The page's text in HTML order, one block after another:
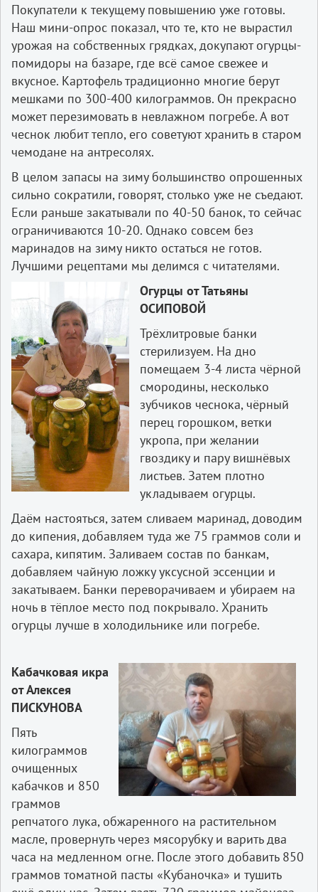
Покупатели к текущему повышению уже готовы.
Наш мини-опрос показал, что те, кто не вырастил
урожая на собственных грядках, докупают огурцы-
помидоры на базаре, где всё самое свежее и
вкусное. Картофель традиционно многие берут
мешками по 300-400 килограммов. Он прекрасно
может перезимовать в невлажном погребе. А вот
чеснок любит тепло, его советуют хранить в старом
чемодане на антресолях.
В целом запасы на зиму большинство опрошенных
сильно сократили, говорят, столько уже не съедают.
Если раньше закатывали по 40-50 банок, то сейчас
ограничиваются 10-20. Однако совсем без
маринадов на зиму никто остаться не готов.
Лучшими рецептами мы делимся с читателями.
Огурцы от Татьяны
ОСИПОВОЙ
Трёхлитровые банки
стерилизуем. На дно
помещаем 3-4 листа чёрной
смородины, несколько
зубчиков чеснока, чёрный
перец горошком, ветки
укропа, при желании
гвоздику и пару вишнёвых
листьев. Затем плотно
укладываем огурцы.
Даём настояться, затем сливаем маринад, доводим
до кипения, добавляем туда же 75 граммов соли и
сахара, кипятим. Заливаем состав по банкам,
добавляем чайную ложку уксусной эссенции и
закатываем. Банки переворачиваем и убираем на
ночь в тёплое место под покрывало. Хранить
огурцы лучше в холодильнике или погребе.
Кабачковая икра
от Алексея
ПИСКУНОВА
Пять
килограммов
очищенных
кабачков и 850
граммов
репчатого лука, обжаренного на растительном
масле, провернуть через мясорубку и варить два
часа на медленном огне. После этого добавить 850
граммов томатной пасты «Кубаночка» и тушить